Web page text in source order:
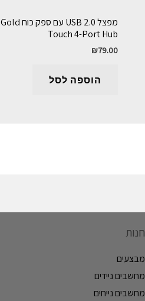
מפצל USB 2.0 עם ספק כוח Gold
Touch 4-Port Hub
₪79.00
הוספה לסל
חנות
מבצעים
מחשבים ניידים
מחשבים נייחים